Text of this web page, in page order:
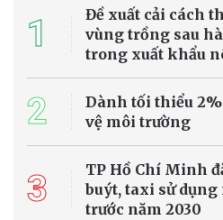
1
Đề xuất cải cách
vùng trồng sau
trong xuất khẩu
2
Dành tối thiểu
vệ môi trường
3
TP Hồ Chí Minh
buýt, taxi sử
trước năm 2030